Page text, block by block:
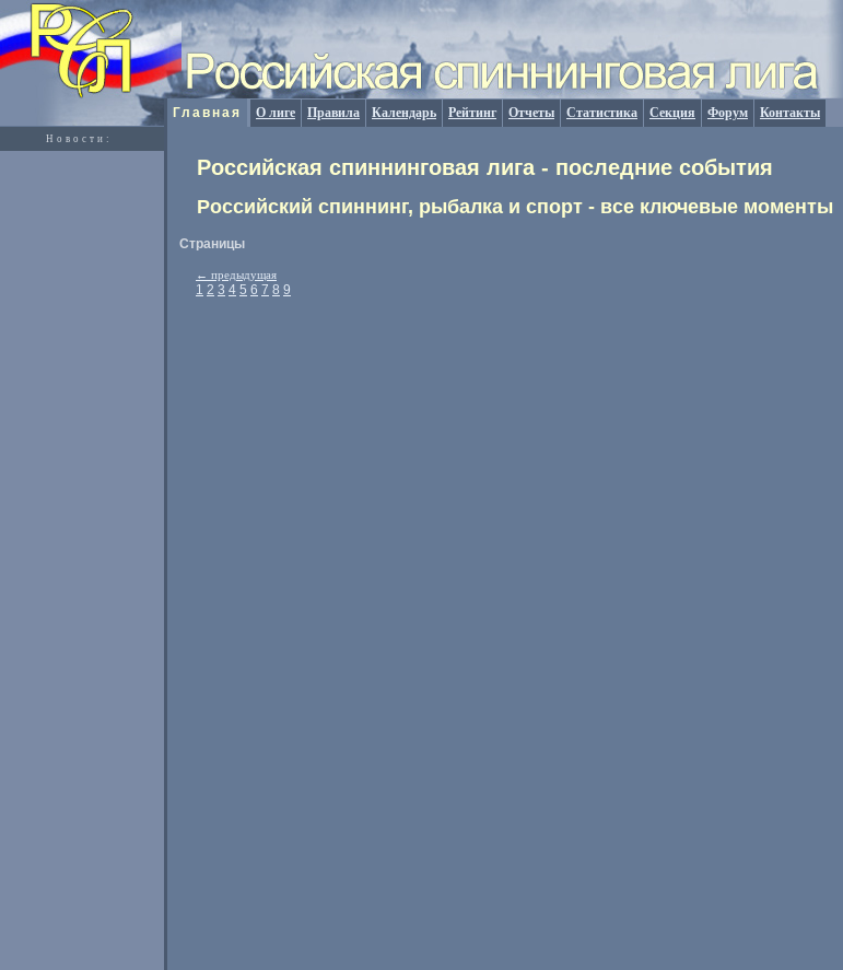
Главная О лиге Правила Календарь Рейтинг Отчеты Статистика Секция Форум Контакты
Новости:
Российская спиннинговая лига - последние события
Российский спиннинг, рыбалка и спорт - все ключевые моменты
Страницы
← предыдущая
1 2 3 4 5 6 7 8 9